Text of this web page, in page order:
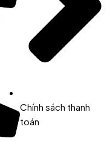
Chính sách thanh
toán